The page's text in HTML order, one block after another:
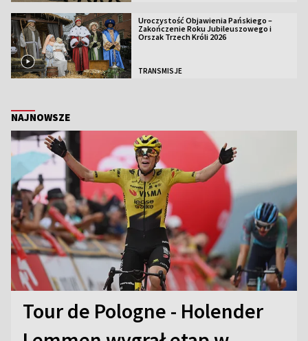
Uroczystość Objawienia Pańskiego –
Zakończenie Roku Jubileuszowego i
Orszak Trzech Króli 2026
TRANSMISJE
NAJNOWSZE
Tour de Pologne - Holender